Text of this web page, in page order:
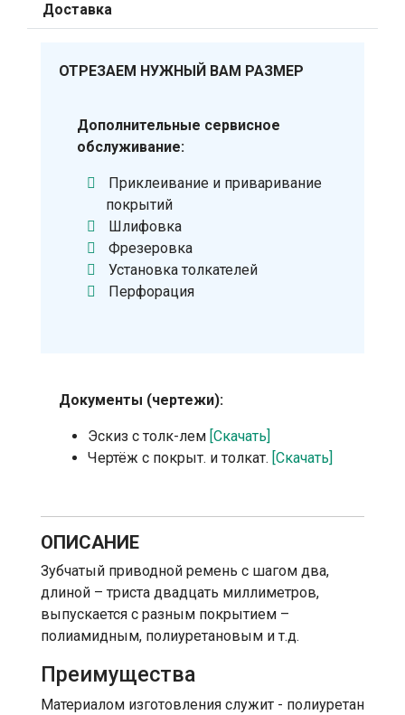
Доставка
ОТРЕЗАЕМ НУЖНЫЙ ВАМ РАЗМЕР
Дополнительные сервисное
обслуживание:
Приклеивание и приваривание
покрытий
Шлифовка
Фрезеровка
Установка толкателей
Перфорация
Документы (чертежи):
Эскиз с толк-лем [Скачать]
Чертёж с покрыт. и толкат. [Скачать]
ОПИСАНИЕ
Зубчатый приводной ремень с шагом два,
длиной – триста двадцать миллиметров,
выпускается с разным покрытием –
полиамидным, полиуретановым и т.д.
Преимущества
Материалом изготовления служит - полиуретан